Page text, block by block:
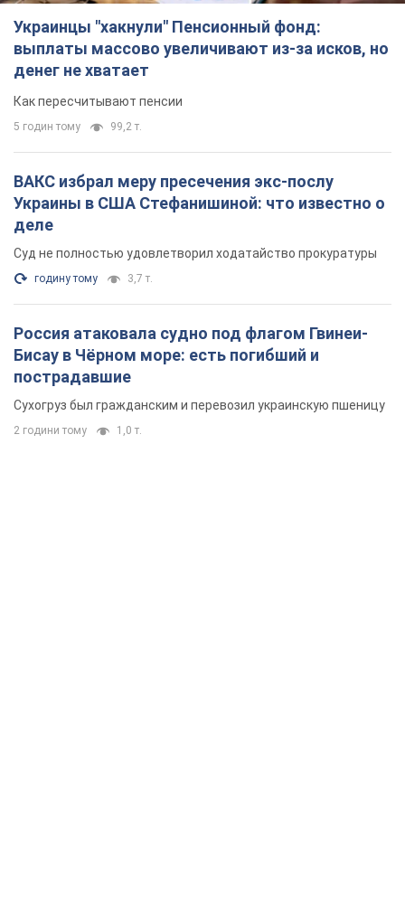
Украины в США Стефанишиной: что известно о
деле
Суд не полностью удовлетворил ходатайство прокуратуры
годину тому 3,7 т.
Россия атаковала судно под флагом Гвинеи-
Бисау в Чёрном море: есть погибший и
пострадавшие
Сухогруз был гражданским и перевозил украинскую пшеницу
2 години тому 1,0 т.